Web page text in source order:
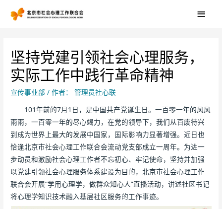
坚持党建引领社会心理服务，
实际工作中践行革命精神
宣传事业部 / 作者：
管理员社心联
101年前的7月1日，是中国共产党诞生日。一百零一年的风风
雨雨，一百零一年的尽心竭力，在党的领导下，我们从百废待兴
到成为世界上最大的发展中国家，国际影响力显著增强。近日也
恰逢北京市社会心理工作联合会流动党支部成立一周年。为进一
步动员和激励社会心理工作者不忘初心、牢记使命，坚持并加强
以党建引领社会心理服务体系建设为目的，北京市社会心理工作
联合会开展“学用心理学，做群众知心人”直播活动，讲述社区书记
将心理学知识技术融入基层社区服务的工作事迹。